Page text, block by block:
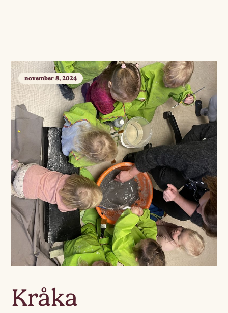
Kråka
november 8, 2024